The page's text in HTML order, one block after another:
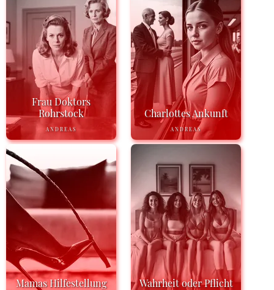
Frau Doktors
Rohrstock
ANDREAS
Charlottes Ankunft
ANDREAS
Mamas Hilfestellung Wahrheit oder Pflicht